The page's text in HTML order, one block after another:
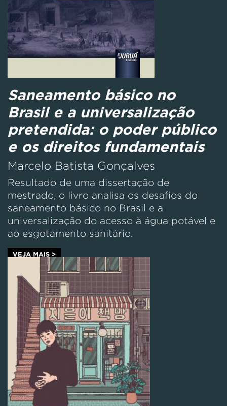
Saneamento básico no
Brasil e a universalização
pretendida: o poder público
e os direitos fundamentais
Marcelo Batista Gonçalves
Resultado de uma dissertação de
mestrado, o livro analisa os desafios do
saneamento básico no Brasil e a
universalização do acesso à água potável e
ao esgotamento sanitário.
VEJA MAIS >